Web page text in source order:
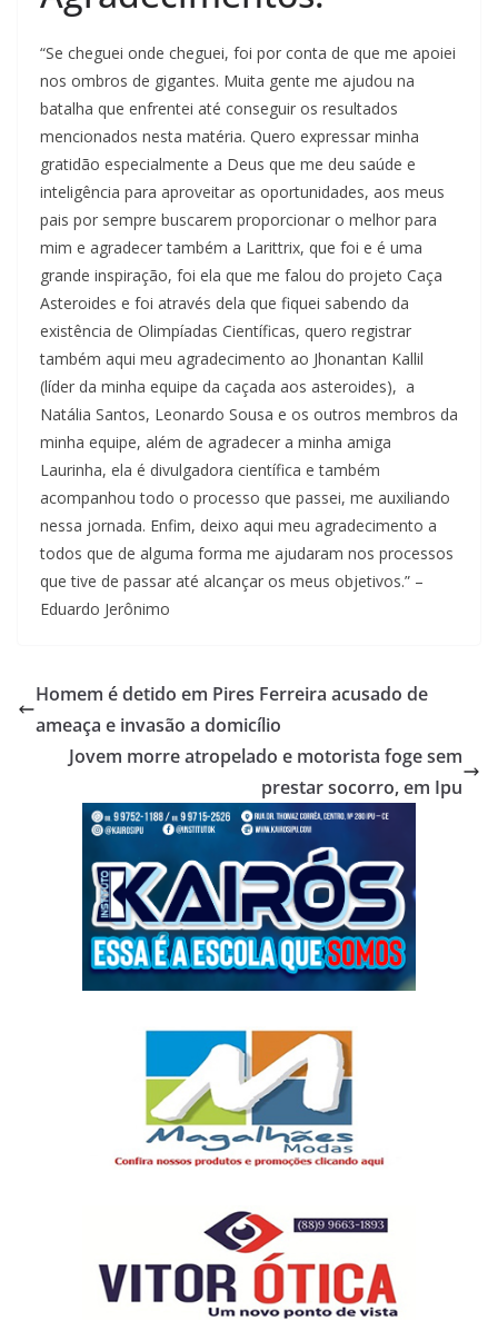
“Se cheguei onde cheguei, foi por conta de que me apoiei
nos ombros de gigantes. Muita gente me ajudou na
batalha que enfrentei até conseguir os resultados
mencionados nesta matéria. Quero expressar minha
gratidão especialmente a Deus que me deu saúde e
inteligência para aproveitar as oportunidades, aos meus
pais por sempre buscarem proporcionar o melhor para
mim e agradecer também a Larittrix, que foi e é uma
grande inspiração, foi ela que me falou do projeto Caça
Asteroides e foi através dela que fiquei sabendo da
existência de Olimpíadas Científicas, quero registrar
também aqui meu agradecimento ao Jhonantan Kallil
(líder da minha equipe da caçada aos asteroides), a
Natália Santos, Leonardo Sousa e os outros membros da
minha equipe, além de agradecer a minha amiga
Laurinha, ela é divulgadora científica e também
acompanhou todo o processo que passei, me auxiliando
nessa jornada. Enfim, deixo aqui meu agradecimento a
todos que de alguma forma me ajudaram nos processos
que tive de passar até alcançar os meus objetivos.” –
Eduardo Jerônimo
Homem é detido em Pires Ferreira acusado de
ameaça e invasão a domicílio
Jovem morre atropelado e motorista foge sem
prestar socorro, em Ipu